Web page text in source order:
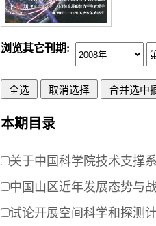
浏览其它刊期:
本期目录
关于中国科学院技术支撑
中国山区近年发展态势与
试论开展空间科学和探测